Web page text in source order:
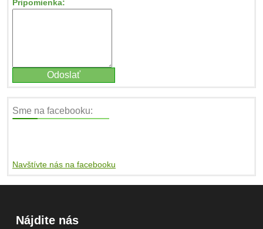
Pripomienka:
Sme na facebooku:
Navštívte nás na facebooku
Nájdite nás